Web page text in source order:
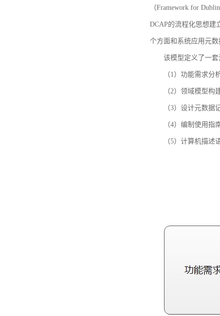
（Framework for
DCAP的流程化思想建
个方面和系统应用元
该模型定义了一
（1）功能需求
（2）领域模型
（3）设计元数据
（4）编制使用指
（5）计算机描述